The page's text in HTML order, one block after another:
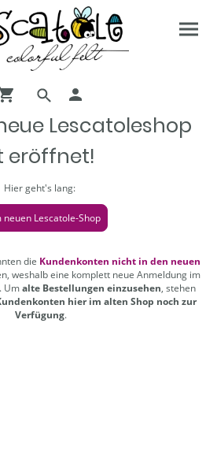
Lescatoleshop
eröffnet!
Hier geht's lang:
neuen Lescatole-Shop
die Kundenkonten nicht in den neuen
weshalb eine komplett neue Anmeldung im
Umalte Bestellungen einzusehen, stehen
hier im alten Shop noch zur
Verfügung.